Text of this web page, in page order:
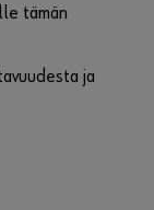
tämän
ja